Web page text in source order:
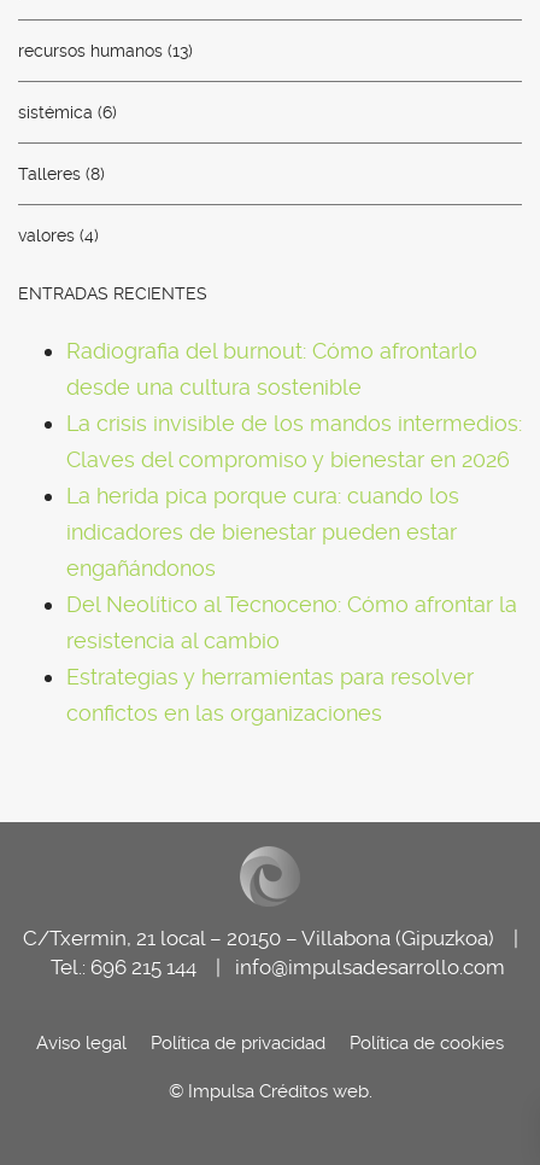
recursos humanos (13)
sistémica (6)
Talleres (8)
valores (4)
ENTRADAS RECIENTES
Radiografia del burnout: Cómo afrontarlo
desde una cultura sostenible
La crisis invisible de los mandos intermedios:
Claves del compromiso y bienestar en 2026
La herida pica porque cura: cuando los
indicadores de bienestar pueden estar
engañándonos
Del Neolítico al Tecnoceno: Cómo afrontar la
resistencia al cambio
Estrategias y herramientas para resolver
confictos en las organizaciones
C/Txermin, 21 local – 20150 – Villabona (Gipuzkoa) |
Tel.: 696 215 144 | info@impulsadesarrollo.com
Aviso legal Política de privacidad Política de cookies
© Impulsa Créditos web.